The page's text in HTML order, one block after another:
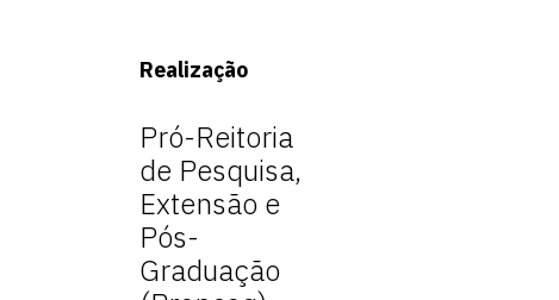
Realização
Pró-Reitoria
de Pesquisa,
Extensão e
Pós-
Graduação